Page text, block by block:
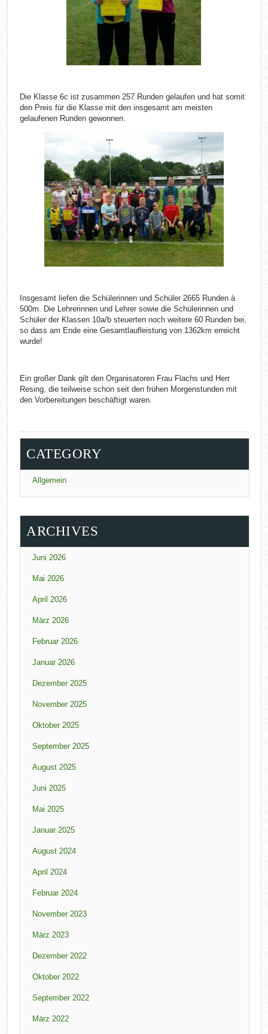
Die Klasse 6c ist zusammen 257 Runden gelaufen und hat somit
den Preis für die Klasse mit den insgesamt am meisten
gelaufenen Runden gewonnen.
Insgesamt liefen die Schülerinnen und Schüler 2665 Runden à
500m. Die Lehrerinnen und Lehrer sowie die Schülerinnen und
Schüler der Klassen 10a/b steuerten noch weitere 60 Runden bei,
so dass am Ende eine Gesamtlaufleistung von 1362km erreicht
wurde!
Ein großer Dank gilt den Organisatoren Frau Flachs und Herr
Resing, die teilweise schon seit den frühen Morgenstunden mit
den Vorbereitungen beschäftigt waren.
CATEGORY
Allgemein
ARCHIVES
Juni 2026
Mai 2026
April 2026
März 2026
Februar 2026
Januar 2026
Dezember 2025
November 2025
Oktober 2025
September 2025
August 2025
Juni 2025
Mai 2025
Januar 2025
August 2024
April 2024
Februar 2024
November 2023
März 2023
Dezember 2022
Oktober 2022
September 2022
März 2022